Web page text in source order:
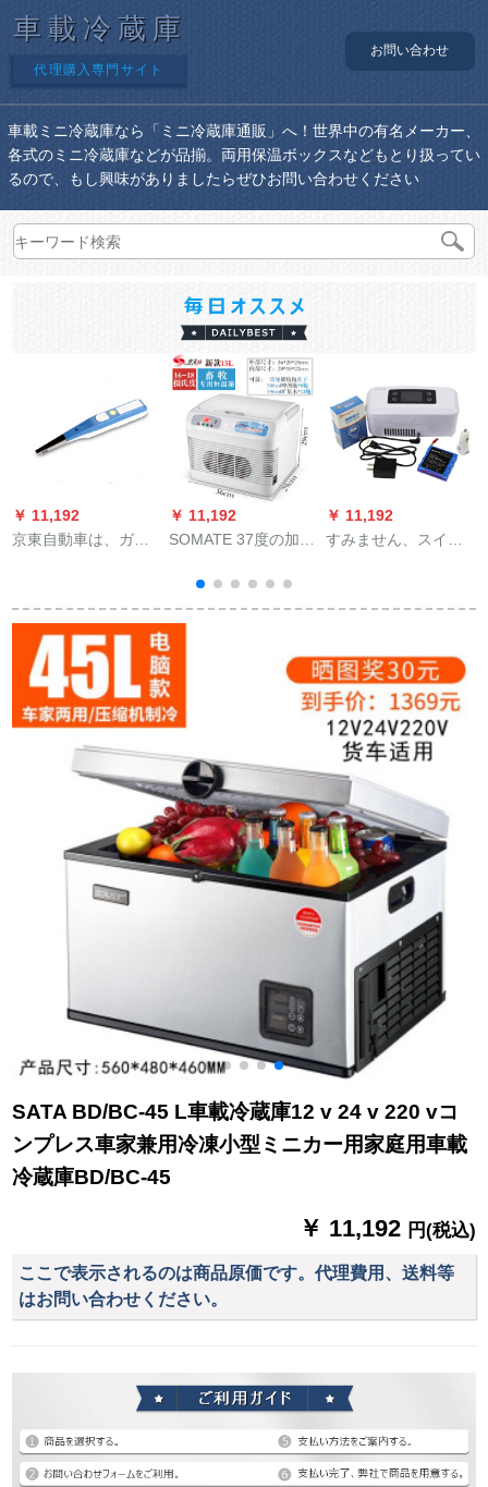
車載冷蔵庫
代理購入専門サイト
お問い合わせ
車載ミニ冷蔵庫なら「ミニ冷蔵庫通販」へ！世界中の有名メーカー、
各式のミニ冷蔵庫などが品揃。両用保温ボックスなどもとり扱ってい
るので、もし興味がありましたらぜひお問い合わせください
￥ 11,192
京東自動車は、ガス
チ电子パン点火器の
キルガンに火をつけ
ます。
￥ 11,192
SOMATE 37度の加熱
新型車は保温箱を兼
用しています。ワン
す。読本牧畜冷蔵16-
18度15 Lの恒温箱
220 V/12 V
￥ 11,192
すみません、スイン
用保温箱便利半導体
間（電池1個を含む）
を標準装備していま
す。
SATA BD/BC-45 L車載冷蔵庫12 v 24 v 220 vコ
ンプレス車家兼用冷凍小型ミニカー用家庭用車載
冷蔵庫BD/BC-45
￥ 11,192 円(税込)
ここで表示されるのは商品原価です。代理費用、送料等
はお問い合わせください。